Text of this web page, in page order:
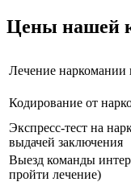
Цены нашей
Лечение наркомании
Кодирование от
Экспресс-тест на
выдачей заключения
Выезд команды
пройти лечение)